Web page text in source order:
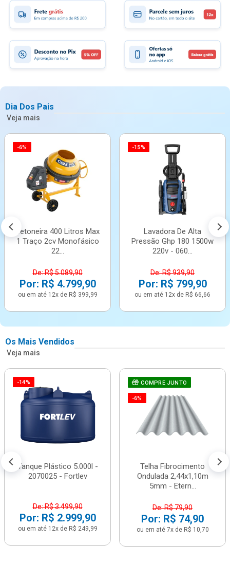
Dia Dos Pais
Veja mais
-6%
Betoneira 400 Litros Max
1 Traço 2cv Monofásico
22...
De: R$ 5.089,90
Por: R$ 4.799,90
ou em até 12x de R$ 399,99
-15%
Lavadora De Alta
Pressão Ghp 180 1500w
220v - 060...
De: R$ 939,90
Por: R$ 799,90
ou em até 12x de R$ 66,66
Os Mais Vendidos
Veja mais
-14%
Tanque Plástico 5.000l -
2070025 - Fortlev
De: R$ 3.499,90
Por: R$ 2.999,90
ou em até 12x de R$ 249,99
COMPRE JUNTO
-6%
Telha Fibrocimento
Ondulada 2,44x1,10m
5mm - Etern...
De: R$ 79,90
Por: R$ 74,90
ou em até 7x de R$ 10,70